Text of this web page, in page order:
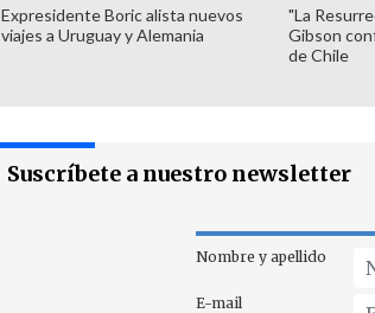
Expresidente Boric alista nuevos
viajes a Uruguay y Alemania
"La
Gibson
de Chile
Suscríbete a nuestro newsletter
Nombre y apellido
E-mail